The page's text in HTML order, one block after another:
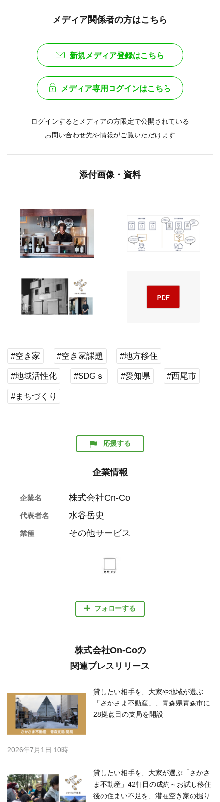
メディア関係者の方はこちら
新規メディア登録はこちら
メディア専用ログインはこちら
ログインするとメディアの方限定で公開されている
お問い合わせ先や情報がご覧いただけます
添付画像・資料
#空き家 #空き家課題 #地方移住
#地域活性化 #SDGｓ #愛知県 #西尾市
#まちづくり
応援する
企業情報
フォローする
企業名 株式会社On-Co
代表者名 水谷岳史
業種 その他サービス
株式会社On-Coの
関連プレスリリース
貸したい相手を、大家や地域が選ぶ
「さかさま不動産」、青森県青森市に
28拠点目の支局を開設
2026年7月1日 10時
貸したい相手を、大家が選ぶ「さかさ
ま不動産」42軒目の成約～お試し移住
後の住まい不足を、潜在空き家の掘り